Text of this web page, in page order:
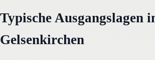
Typische Ausgangslagen
Gelsenkirchen